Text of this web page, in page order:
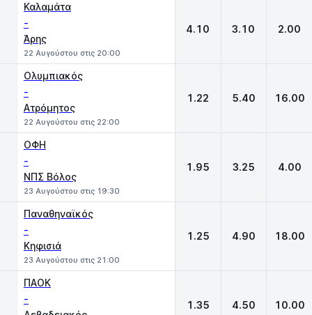
Καλαμάτα
-
Άρης
22 Αυγούστου στις 20:00
4.10 3.10 2.00
Ολυμπιακός
-
Ατρόμητος
22 Αυγούστου στις 22:00
1.22 5.40 16.00
ΟΦΗ
-
ΝΠΣ Βόλος
23 Αυγούστου στις 19:30
1.95 3.25 4.00
Παναθηναϊκός
-
Κηφισιά
23 Αυγούστου στις 21:00
1.25 4.90 18.00
ΠΑΟΚ
- 1.35 4.50 10.00